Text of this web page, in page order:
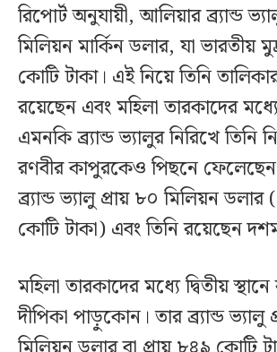
রিপোর্ট অনুযায়ী, আলিয়ার ব্র্যান্ড
মিলিয়ন মার্কিন ডলার, যা ভারতীয়
কোটি টাকা। এই নিয়ে তিনি
রয়েছেন এবং মহিলা তারকাদের
এমনকি ব্র্যান্ড ভ্যালুর নিরিখে তিনি
রণবীর কাপুরকেও পিছনে
ব্র্যান্ড ভ্যালু প্রায় ৮০ মিলিয়ন ডলার
কোটি টাকা) এবং তিনি রয়েছেন
মহিলা তারকাদের মধ্যে দ্বিতীয়
দীপিকা পাড়ুকোন। তার ব্র্যান্ড ভ্যালু